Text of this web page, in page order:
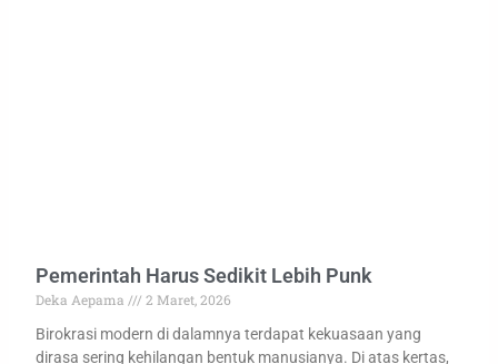
Pemerintah Harus Sedikit Lebih Punk
Deka Aepama
2 Maret, 2026
Birokrasi modern di dalamnya terdapat kekuasaan yang
dirasa sering kehilangan bentuk manusianya. Di atas kertas,